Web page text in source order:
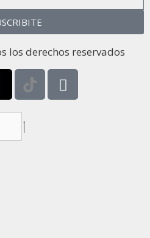
los derechos reservados